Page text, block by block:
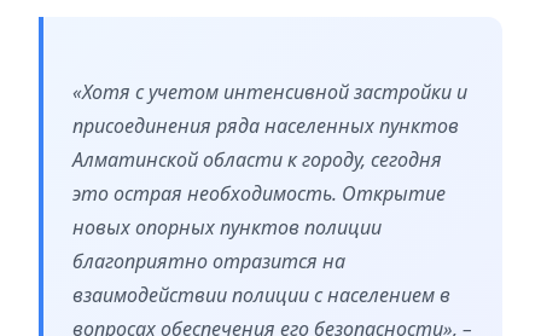
«Хотя с учетом интенсивной застройки и
присоединения ряда населенных пунктов
Алматинской области к городу, сегодня
это острая необходимость. Открытие
новых опорных пунктов полиции
благоприятно отразится на
взаимодействии полиции с населением в
вопросах обеспечения его безопасности», –